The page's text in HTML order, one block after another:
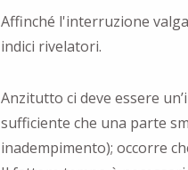
Affinché l'interruzione
indici rivelatori.
Anzitutto ci deve essere
sufficiente che una parte
inadempimento); occorre